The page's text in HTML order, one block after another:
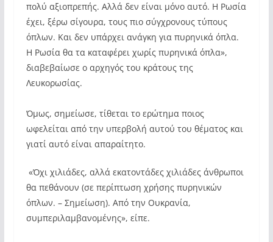
πολύ αξιοπρεπής. Αλλά δεν είναι μόνο αυτό. Η Ρωσία
έχει, ξέρω σίγουρα, τους πιο σύγχρονους τύπους
όπλων. Και δεν υπάρχει ανάγκη για πυρηνικά όπλα.
Η Ρωσία θα τα καταφέρει χωρίς πυρηνικά όπλα»,
διαβεβαίωσε ο αρχηγός του κράτους της
Λευκορωσίας.
Όμως, σημείωσε, τίθεται το ερώτημα ποιος
ωφελείται από την υπερβολή αυτού του θέματος και
γιατί αυτό είναι απαραίτητο.
«Όχι χιλιάδες, αλλά εκατοντάδες χιλιάδες άνθρωποι
θα πεθάνουν (σε περίπτωση χρήσης πυρηνικών
όπλων. – Σημείωση). Από την Ουκρανία,
συμπεριλαμβανομένης», είπε.